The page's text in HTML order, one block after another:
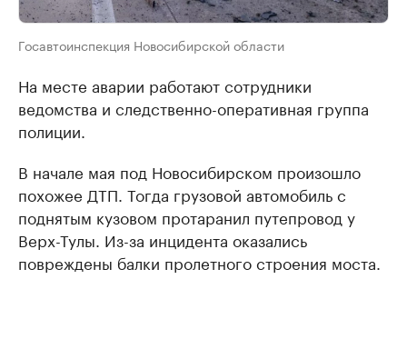
Госавтоинспекция Новосибирской области
На месте аварии работают сотрудники
ведомства и следственно-оперативная группа
полиции.
В начале мая под Новосибирском произошло
похожее ДТП. Тогда грузовой автомобиль с
поднятым кузовом протаранил путепровод у
Верх-Тулы. Из-за инцидента оказались
повреждены балки пролетного строения моста.